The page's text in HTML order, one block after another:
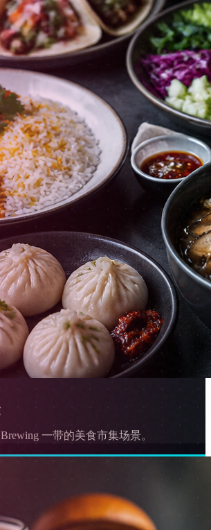
Brewing 一带的美食市集场景。